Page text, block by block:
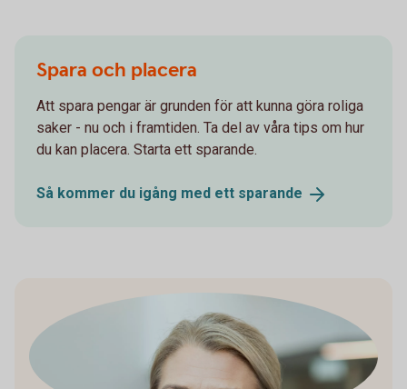
Spara och placera
Att spara pengar är grunden för att kunna göra roliga
saker - nu och i framtiden. Ta del av våra tips om hur
du kan placera. Starta ett sparande.
Så kommer du igång med ett sparande